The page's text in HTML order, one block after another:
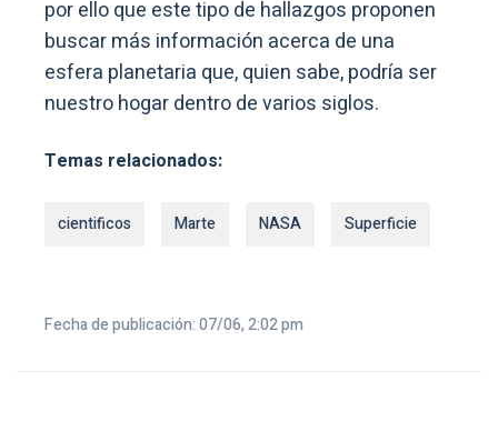
por ello que este tipo de hallazgos proponen
buscar más información acerca de una
esfera planetaria que, quien sabe, podría ser
nuestro hogar dentro de varios siglos.
Temas relacionados:
cientificos Marte NASA Superficie
Fecha de publicación: 07/06, 2:02 pm